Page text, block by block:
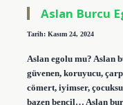
Aslan Burcu
Tarih: Kasım 24, 2024
Aslan egolu mu? Aslan
güvenen, koruyucu,
cömert, iyimser,
bazen bencil… Aslan